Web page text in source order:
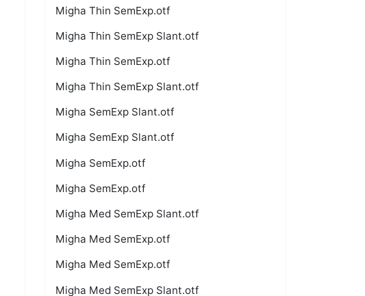
Migha Thin SemExp.otf
Migha Thin SemExp Slant.otf
Migha Thin SemExp.otf
Migha Thin SemExp Slant.otf
Migha SemExp Slant.otf
Migha SemExp Slant.otf
Migha SemExp.otf
Migha SemExp.otf
Migha Med SemExp Slant.otf
Migha Med SemExp.otf
Migha Med SemExp.otf
Migha Med SemExp Slant.otf